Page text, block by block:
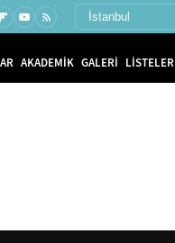
AKADEMİK GALERİ LİSTELER